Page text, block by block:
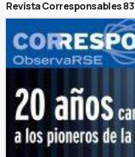
Revista Corresponsables 83